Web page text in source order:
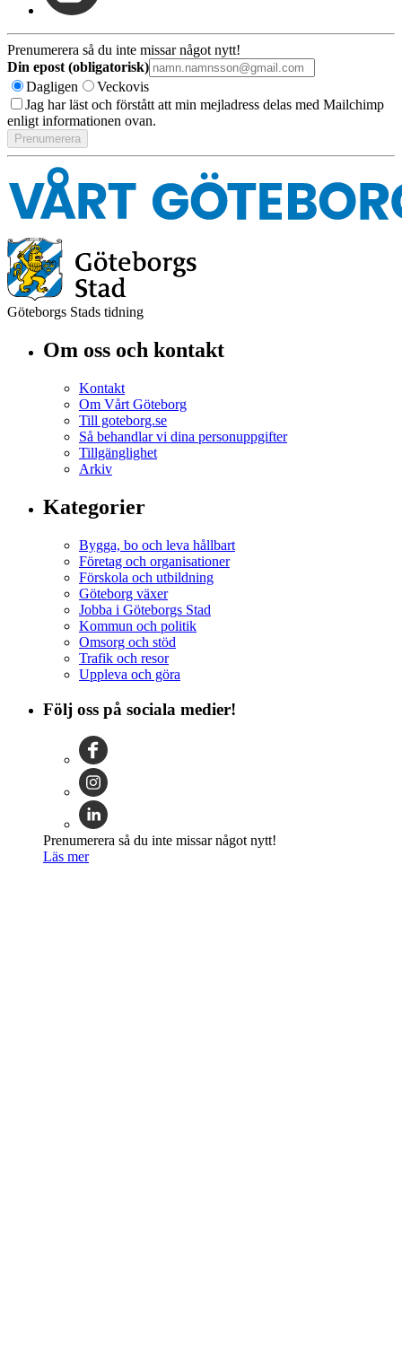
Prenumerera så du inte missar något nytt!
Din epost (obligatorisk)
Dagligen
Veckovis
Jag har läst och förstått att min mejladress delas med Mailchimp
enligt informationen ovan.
Göteborgs Stads tidning
Om oss och kontakt
Kontakt
Om Vårt Göteborg
Till goteborg.se
Så behandlar vi dina personuppgifter
Tillgänglighet
Arkiv
Kategorier
Bygga, bo och leva hållbart
Företag och organisationer
Förskola och utbildning
Göteborg växer
Jobba i Göteborgs Stad
Kommun och politik
Omsorg och stöd
Trafik och resor
Uppleva och göra
Följ oss på sociala medier!
Prenumerera så du inte missar något nytt!
Läs mer